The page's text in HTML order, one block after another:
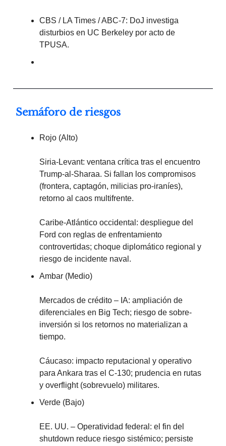
CBS / LA Times / ABC-7: DoJ investiga
disturbios en UC Berkeley por acto de
TPUSA.
Semáforo de riesgos
Rojo (Alto)
Siria-Levant: ventana crítica tras el encuentro
Trump-al-Sharaa. Si fallan los compromisos
(frontera, captagón, milicias pro-iraníes),
retorno al caos multifrente.
Caribe-Atlántico occidental: despliegue del
Ford con reglas de enfrentamiento
controvertidas; choque diplomático regional y
riesgo de incidente naval.
Ambar (Medio)
Mercados de crédito – IA: ampliación de
diferenciales en Big Tech; riesgo de sobre-
inversión si los retornos no materializan a
tiempo.
Cáucaso: impacto reputacional y operativo
para Ankara tras el C-130; prudencia en rutas
y overflight (sobrevuelo) militares.
Verde (Bajo)
EE. UU. – Operatividad federal: el fin del
shutdown reduce riesgo sistémico; persiste